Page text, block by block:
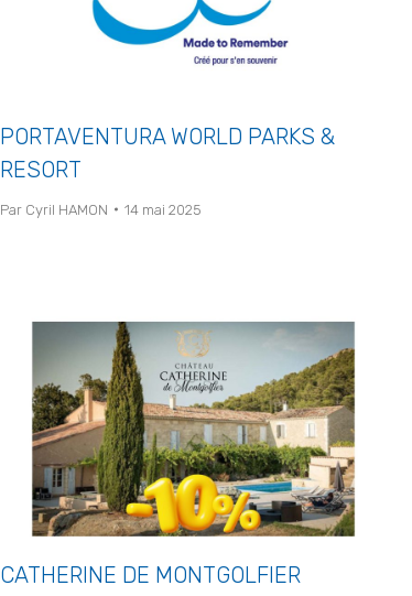
PORTAVENTURA WORLD PARKS &
RESORT
Par Cyril HAMON 14 mai 2025
CATHERINE DE MONTGOLFIER